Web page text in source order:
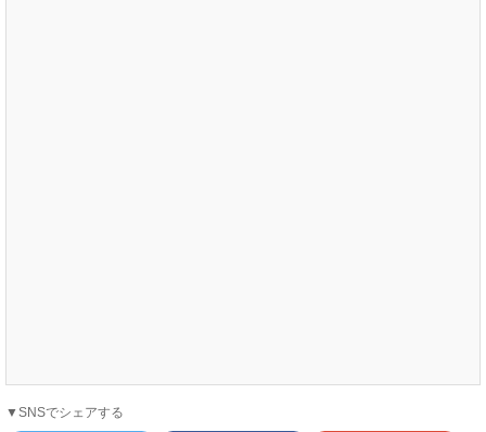
▼SNSでシェアする